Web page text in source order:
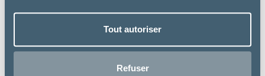
Tout autoriser
Refuser
Pommier Nutrition
LEVA-CARB PÂTE